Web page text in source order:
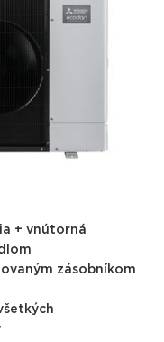
+ vnútorná
zásobníkom